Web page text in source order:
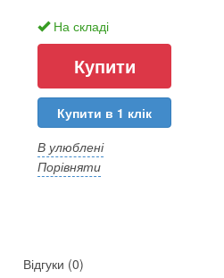
На складі
Купити в 1 клік
В улюблені
Порівняти
Відгуки (0)